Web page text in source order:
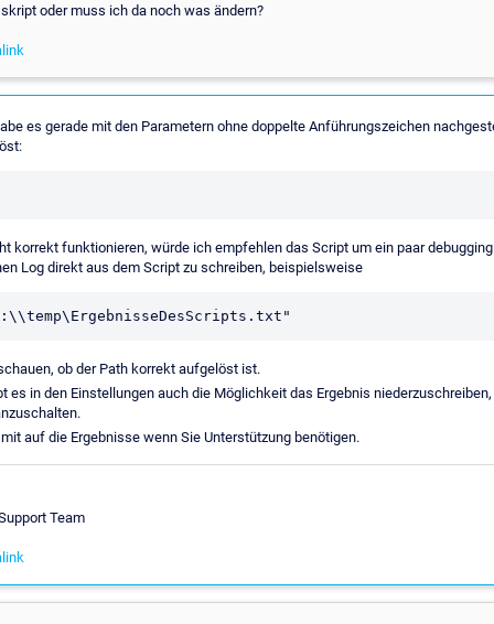
oder muss ich da noch was ändern?
es gerade mit den Parametern ohne doppelte Anführungszeichen
korrekt funktionieren, würde ich empfehlen das Script um ein paar
Log direkt aus dem Script zu schreiben, beispielsweise
ob der Path korrekt aufgelöst ist.
es in den Einstellungen auch die Möglichkeit das Ergebnis
auf die Ergebnisse wenn Sie Unterstützung benötigen.
Team